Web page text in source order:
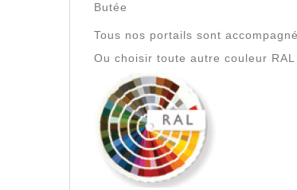
Butée
Tous nos portails sont
Ou choisir toute autre couleur RAL